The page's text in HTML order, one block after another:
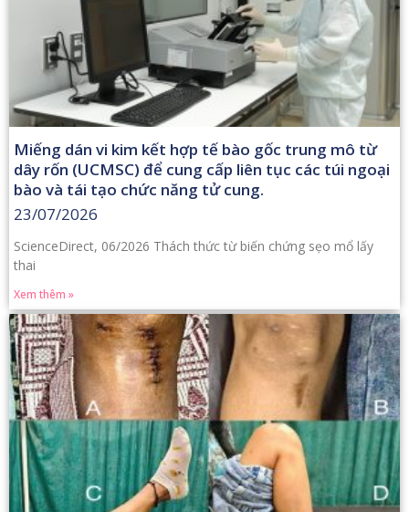
Miếng dán vi kim kết hợp tế bào gốc trung mô từ
dây rốn (UCMSC) để cung cấp liên tục các túi ngoại
bào và tái tạo chức năng tử cung.
23/07/2026
ScienceDirect, 06/2026 Thách thức từ biến chứng sẹo mổ lấy
thai
Xem thêm »